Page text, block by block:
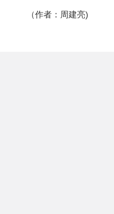
（作者：周建亮)